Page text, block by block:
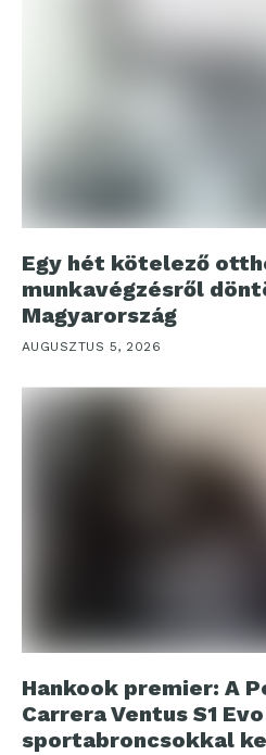
Egy hét kötelező
munkavégzésről
Magyarország
AUGUSZTUS 5, 2026
Hankook premier: A
Carrera Ventus S1
sportabroncsokkal